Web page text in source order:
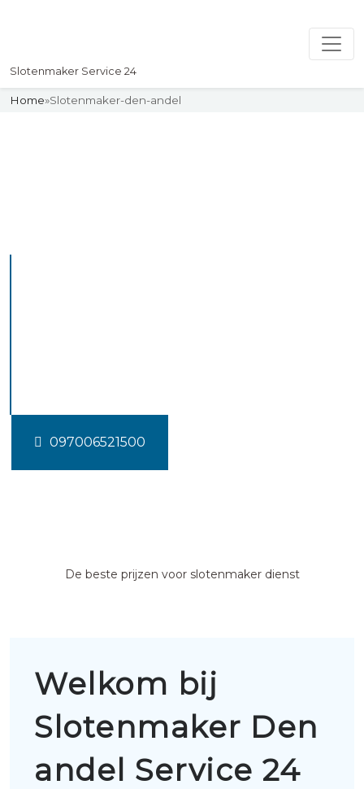
Slotenmaker Service 24
Home»Slotenmaker-den-andel
097006521500
De beste prijzen voor slotenmaker dienst
Welkom bij
Slotenmaker Den
andel Service 24